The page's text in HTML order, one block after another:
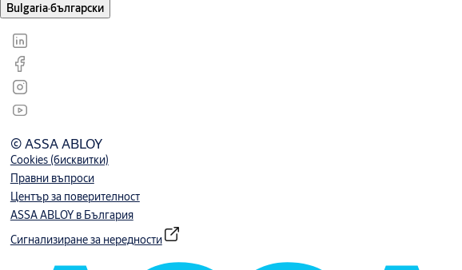
Bulgaria·български
© ASSA ABLOY
Cookies (бисквитки)
Правни въпроси
Център за поверителност
ASSA ABLOY в България
Сигнализиране за нередности